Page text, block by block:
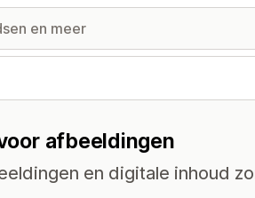
afbeeldingen
en digitale inhoud